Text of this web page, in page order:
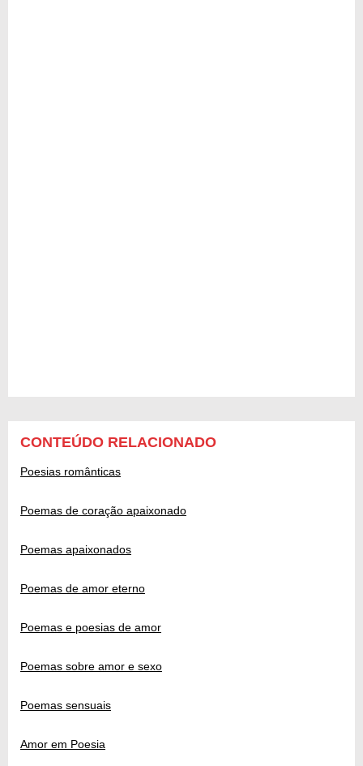
CONTEÚDO RELACIONADO
Poesias românticas
Poemas de coração apaixonado
Poemas apaixonados
Poemas de amor eterno
Poemas e poesias de amor
Poemas sobre amor e sexo
Poemas sensuais
Amor em Poesia